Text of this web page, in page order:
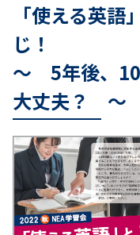
お問い合わせ
「使える英
じ！
～ 5年後、10
大丈夫？ ～